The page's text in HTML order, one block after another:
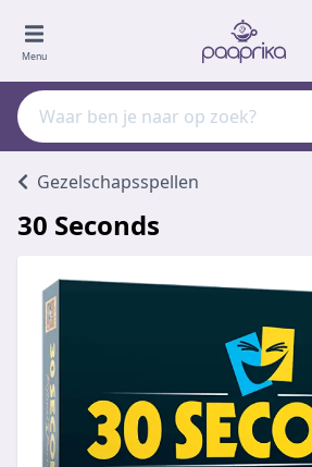
Menu
Gezelschapsspellen
30 Seconds